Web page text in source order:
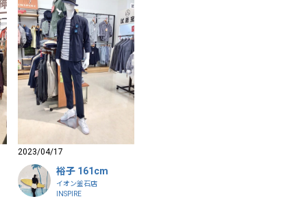
2023/04/17
裕子 161cm
イオン釜石店
INSPIRE